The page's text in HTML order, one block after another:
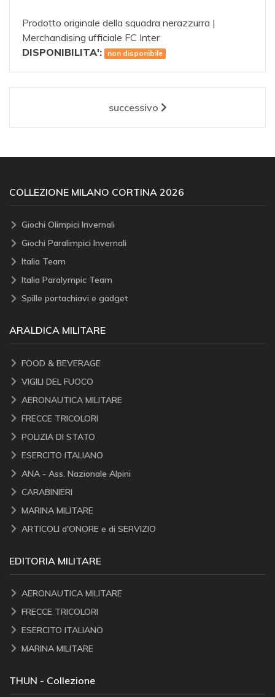
Prodotto originale della squadra nerazzurra |
Merchandising ufficiale FC Inter
DISPONIBILITA':
non disponibile
successivo
COLLEZIONE MILANO CORTINA 2026
Giochi Olimpici Invernali
Giochi Paralimpici Invernali
Italia Team
Italia Paralympic Team
Spille portachiavi e gadget
ARALDICA MILITARE
FOOD & BEVERAGE
VIGILI DEL FUOCO
AERONAUTICA MILITARE
FRECCE TRICOLORI
POLIZIA DI STATO
ESERCITO ITALIANO
ANA - Ass. Nazionale Alpini
CARABINIERI
MARINA MILITARE
ARTICOLI d'ONORE e di SERVIZIO
EDITORIA MILITARE
AERONAUTICA MILITARE
FRECCE TRICOLORI
ESERCITO ITALIANO
MARINA MILITARE
THUN - Collezione